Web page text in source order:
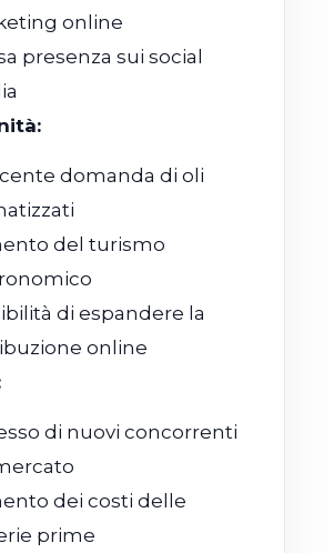
online
presenza sui social
domanda di oli
del turismo
di espandere la
online
di nuovi concorrenti
dei costi delle
prime